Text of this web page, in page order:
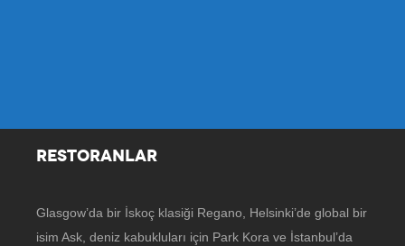
RESTORANLAR
Glasgow’da bir İskoç klasiği Regano, Helsinki’de global bir
isim Ask, deniz kabukluları için Park Kora ve İstanbul’da